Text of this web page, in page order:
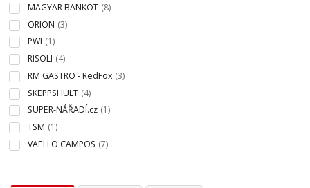
MAGYAR BANKOT (8)
ORION (3)
PWI (1)
RISOLI (4)
RM GASTRO - RedFox (3)
SKEPPSHULT (4)
SUPER-NÁŘADÍ.cz (1)
TSM (1)
VAELLO CAMPOS (7)